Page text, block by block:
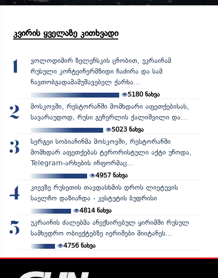
კვირის ყველაზე კითხვადი
1
ვოლოდიმირ ზელენსკის ცნობით, უკრაინამ
რუსული კონტეინერმზიდი ჩაძირა და სამ
ნავთობგადამამუშავებელ ქარხა...
5180ნახვა
2
მოსკოვში, რესტორანში მომხდარი აფეთქებისას,
სავარაუდოდ, რუსი გენერლის ქალიშვილი და...
5023ნახვა
3
სერგეი სობიანინმა მოსკოვში, რესტორანში
მომხდარ აფეთქებას ტერორისტული აქტი უწოდა,
Telegram-არხების ინფორმაც...
4957ნახვა
4
კიევზე რუსეთის თავდასხმის დროს ლიეტუვის
საელჩო დაზიანდა - კესტუტის ბუდრისი
4814ნახვა
5
უკრაინის ძალებმა ანექსირებულ ყირიმში რუსულ
სამხედრო ობიექტებზე იერიშები მიიტანეს...
4756ნახვა